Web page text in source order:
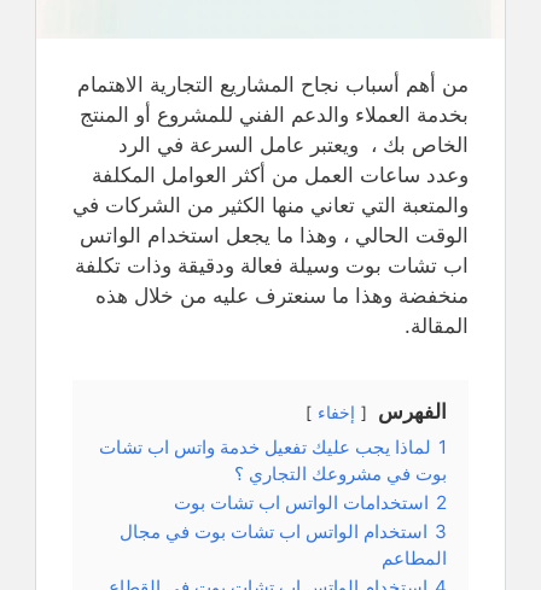
من أهم أسباب نجاح المشاريع التجارية الاهتمام
بخدمة العملاء والدعم الفني للمشروع أو المنتج
الخاص بك ، ويعتبر عامل السرعة في الرد
وعدد ساعات العمل من أكثر العوامل المكلفة
والمتعبة التي تعاني منها الكثير من الشركات في
الوقت الحالي ، وهذا ما يجعل استخدام الواتس
اب تشات بوت وسيلة فعالة ودقيقة وذات تكلفة
منخفضة وهذا ما سنعترف عليه من خلال هذه
المقالة.
الفهرس إخفاء
1 لماذا يجب عليك تفعيل خدمة واتس اب تشات
بوت في مشروعك التجاري ؟
2 استخدامات الواتس اب تشات بوت
3 استخدام الواتس اب تشات بوت في مجال
المطاعم